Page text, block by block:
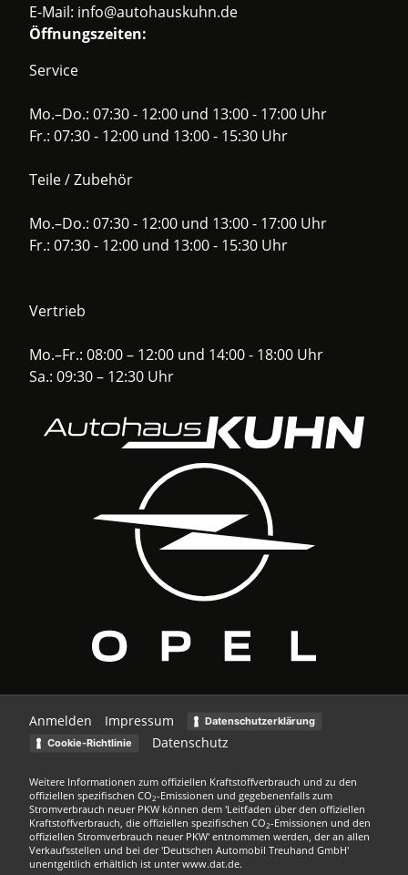
E-Mail: info@autohauskuhn.de
Öffnungszeiten:
Service
Mo.–Do.: 07:30 - 12:00 und 13:00 - 17:00 Uhr
Fr.: 07:30 - 12:00 und 13:00 - 15:30 Uhr
Teile / Zubehör
Mo.–Do.: 07:30 - 12:00 und 13:00 - 17:00 Uhr
Fr.: 07:30 - 12:00 und 13:00 - 15:30 Uhr
Vertrieb
Mo.–Fr.: 08:00 – 12:00 und 14:00 - 18:00 Uhr
Sa.: 09:30 – 12:30 Uhr
Anmelden Impressum
Datenschutzerklärung
Cookie-Richtlinie
Datenschutz
Weitere Informationen zum offiziellen Kraftstoffverbrauch und zu den
offiziellen spezifischen CO2-Emissionen und gegebenenfalls zum
Stromverbrauch neuer PKW können dem 'Leitfaden über den offiziellen
Kraftstoffverbrauch, die offiziellen spezifischen CO2-Emissionen und den
offiziellen Stromverbrauch neuer PKW' entnommen werden, der an allen
Verkaufsstellen und bei der 'Deutschen Automobil Treuhand GmbH'
unentgeltlich erhältlich ist unter www.dat.de.